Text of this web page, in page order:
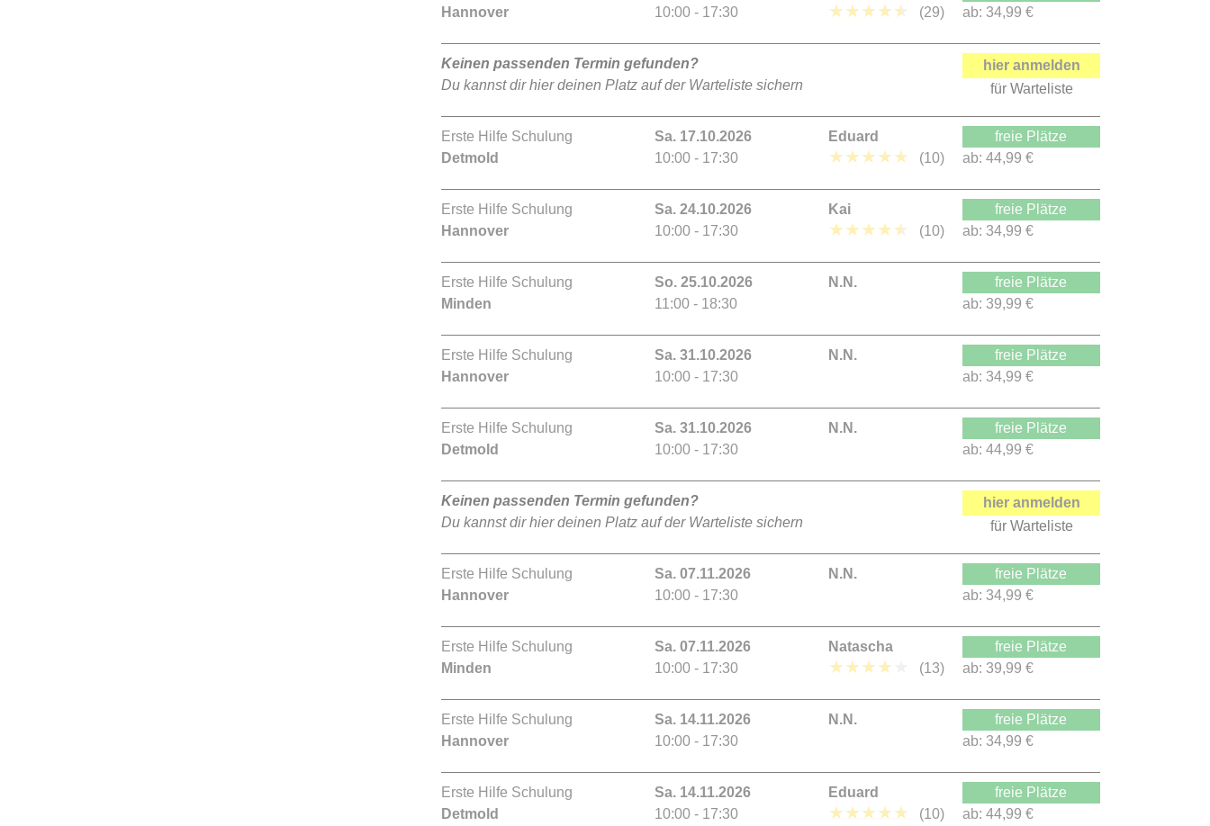
Hannover
10:00 - 17:30
★★★★★ (29)
ab: 34,99 €
Keinen passenden Termin gefunden?
Du kannst dir hier deinen Platz auf der Warteliste sichern
hier anmelden
für Warteliste
Erste Hilfe Schulung
Detmold
Sa. 17.10.2026
10:00 - 17:30
Eduard
★★★★★ (10)
freie Plätze
ab: 44,99 €
Erste Hilfe Schulung
Hannover
Sa. 24.10.2026
10:00 - 17:30
Kai
★★★★★ (10)
freie Plätze
ab: 34,99 €
Erste Hilfe Schulung
Minden
So. 25.10.2026
11:00 - 18:30
N.N.
freie Plätze
ab: 39,99 €
Erste Hilfe Schulung
Hannover
Sa. 31.10.2026
10:00 - 17:30
N.N.
freie Plätze
ab: 34,99 €
Erste Hilfe Schulung
Detmold
Sa. 31.10.2026
10:00 - 17:30
N.N.
freie Plätze
ab: 44,99 €
Keinen passenden Termin gefunden?
Du kannst dir hier deinen Platz auf der Warteliste sichern
hier anmelden
für Warteliste
Erste Hilfe Schulung
Hannover
Sa. 07.11.2026
10:00 - 17:30
N.N.
freie Plätze
ab: 34,99 €
Erste Hilfe Schulung
Minden
Sa. 07.11.2026
10:00 - 17:30
Natascha
★★★★ (13)
freie Plätze
ab: 39,99 €
Erste Hilfe Schulung
Hannover
Sa. 14.11.2026
10:00 - 17:30
N.N.
freie Plätze
ab: 34,99 €
Erste Hilfe Schulung
Detmold
Sa. 14.11.2026
10:00 - 17:30
Eduard
★★★★★ (10)
freie Plätze
ab: 44,99 €